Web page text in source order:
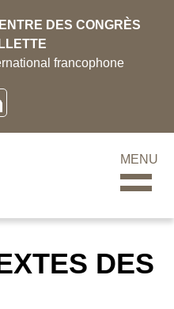
DES CONGRÈS
francophone
MENU
DES